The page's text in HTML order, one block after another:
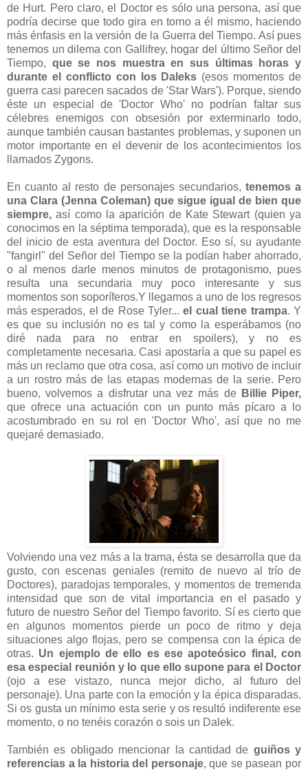
de Hurt. Pero claro, el Doctor es sólo una persona, así que
podría decirse que todo gira en torno a él mismo, haciendo
más énfasis en la versión de la Guerra del Tiempo. Así pues
tenemos un dilema con Gallifrey, hogar del último Señor del
Tiempo, que se nos muestra en sus últimas horas y
durante el conflicto con los Daleks (esos momentos de
guerra casi parecen sacados de 'Star Wars'). Porque, siendo
éste un especial de 'Doctor Who' no podrían faltar sus
célebres enemigos con obsesión por exterminarlo todo,
aunque también causan bastantes problemas, y suponen un
motor importante en el devenir de los acontecimientos los
llamados Zygons.
En cuanto al resto de personajes secundarios, tenemos a
una Clara (Jenna Coleman) que sigue igual de bien que
siempre, así como la aparición de Kate Stewart (quien ya
conocimos en la séptima temporada), que es la responsable
del inicio de esta aventura del Doctor. Eso sí, su ayudante
"fangirl" del Señor del Tiempo se la podían haber ahorrado,
o al menos darle menos minutos de protagonismo, pues
resulta una secundaria muy poco interesante y sus
momentos son soporíferos.Y llegamos a uno de los regresos
más esperados, el de Rose Tyler...el cual tiene trampa. Y
es que su inclusión no es tal y como la esperábamos (no
diré nada para no entrar en spoilers), y no es
completamente necesaria. Casi apostaría a que su papel es
más un reclamo que otra cosa, así como un motivo de incluir
a un rostro más de las etapas modernas de la serie. Pero
bueno, volvemos a disfrutar una vez más deBillie Piper,
que ofrece una actuación con un punto más pícaro a lo
acostumbrado en su rol en 'Doctor Who', así que no me
quejaré demasiado.
Volviendo una vez más a la trama, ésta se desarrolla que da
gusto, con escenas geniales (remito de nuevo al trío de
Doctores), paradojas temporales, y momentos de tremenda
intensidad que son de vital importancia en el pasado y
futuro de nuestro Señor del Tiempo favorito. Sí es cierto que
en algunos momentos pierde un poco de ritmo y deja
situaciones algo flojas, pero se compensa con la épica de
otras. Un ejemplo de ello es ese apoteósico final, con
esa especial reunión y lo que ello supone para el Doctor
(ojo a ese vistazo, nunca mejor dicho, al futuro del
personaje). Una parte con la emoción y la épica disparadas.
Si os gusta un mínimo esta serie y os resultó indiferente ese
momento, o no tenéis corazón o sois un Dalek.
También es obligado mencionar la cantidad de guiños y
referencias a la historia del personaje, que se pasean por